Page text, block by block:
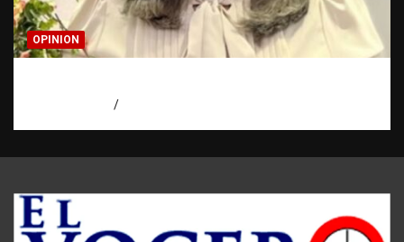
OPINION